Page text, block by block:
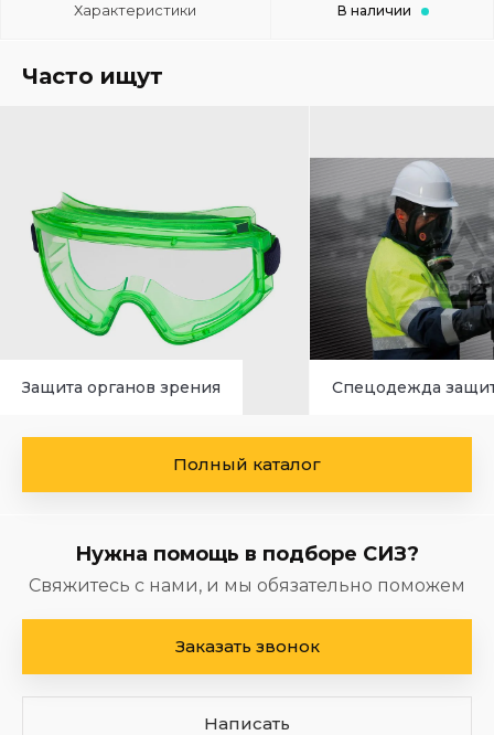
Характеристики В наличии
Часто ищут
Защита органов зрения Спецодежда
Полный каталог
Нужна помощь в подборе СИЗ?
Свяжитесь с нами, и мы обязательно поможем
Заказать звонок
Написать